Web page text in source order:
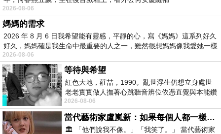
2026-08-06
媽媽的需求
2026 年 8 月 6 日我希望能有靈感，平靜的心，寫《媽媽》這系列好久
好久，媽媽確是我生命中最重要的人之一，雖然很想媽媽像我愛她一樣
2026-08-06
等待與希望
紅色大地，莊喆，1990。亂世浮生仍想立身處世
老老實實做人撫著心跳聽音辨位依憑直覺與本能鑽
向裂隙的亮處探索另一個心聲另一個共鳴的
2026-08-06
當代藝術家盧嵐新：如果每個人都一樣，這世界該有多無聊？
🏛️ 「他們說我不像。」「我笑了。」 當代藝術家